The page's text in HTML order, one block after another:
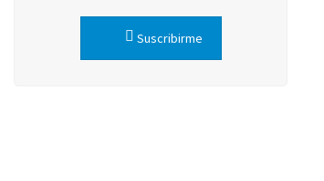
Suscribirme